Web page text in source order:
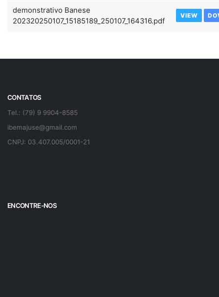
demonstrativo Banese
202320250107_15185189_250107_164316.pdf
VIEW
CONTATOS
Tel.: (79) 9 9904-8585
ibemajuse@gmail.com
CNPJ: 03.407.005/0001-21
ENCONTRE-NOS